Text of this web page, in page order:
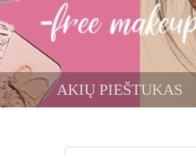
AKIŲ PIEŠTUKAS